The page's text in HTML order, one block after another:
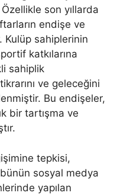
son yıllarda
endişe ve
Kulüp sahiplerinin
katkılarına
sahiplik
ve geleceğini
Bu endişeler,
bir tartışma ve
tepkisi,
sosyal medya
yapılan